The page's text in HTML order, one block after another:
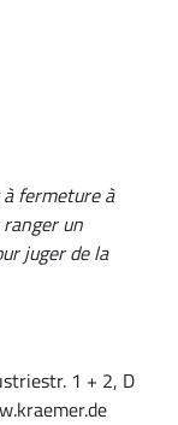
à fermeture à
un
juger de la
1 + 2, D